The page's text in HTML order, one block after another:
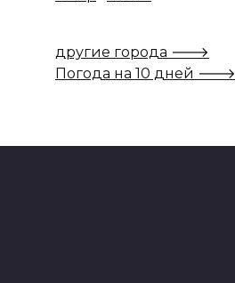
другие города 🡒
Погода на 10 дней 🡒